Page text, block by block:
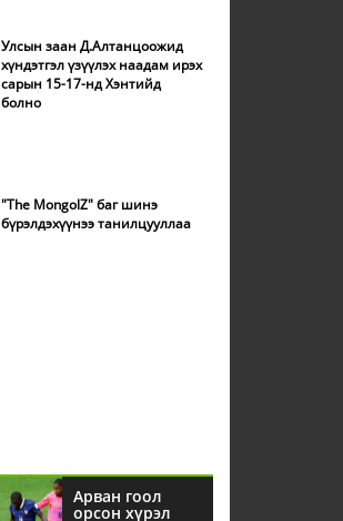
Улсын заан Д.Алтанцоожид
хүндэтгэл үзүүлэх наадам ирэх
сарын 15-17-нд Хэнтийд
болно
"The MongolZ" баг шинэ
бүрэлдэхүүнээ танилцууллаа
Арван гоол
орсон хүрэл